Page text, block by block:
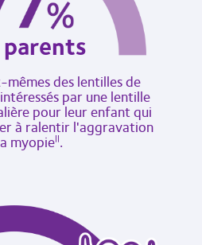
des lentilles de
par une lentille
pour leur enfant qui
à ralentir l'aggravation
myopie||.